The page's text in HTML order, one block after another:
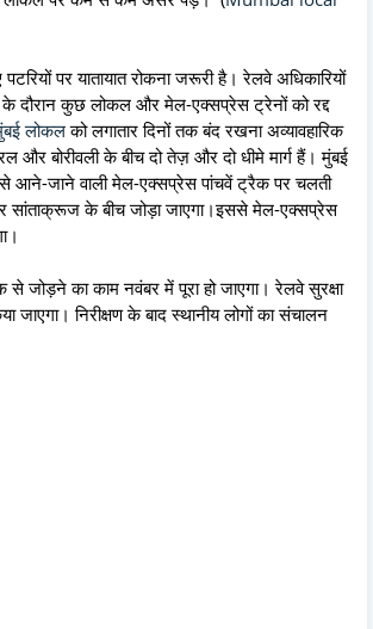
पर यातायात रोकना जरूरी है। रेलवे अधिकारियों
दौरान कुछ लोकल और मेल-एक्सप्रेस ट्रेनों को रद्द
लोकलको लगातार दिनों तक बंद रखना अव्यावहारिक
और बोरीवली के बीच दो तेज़ और दो धीमे मार्ग हैं। मुंबई
से आने-जाने वाली मेल-एक्सप्रेस पांचवें ट्रैक पर चलती
सांताक्रूज के बीच जोड़ा जाएगा।इससे मेल-एक्सप्रेस
जोड़ने का काम नवंबर में पूरा हो जाएगा। रेलवे सुरक्षा
जाएगा। निरीक्षण के बाद स्थानीय लोगों का संचालन